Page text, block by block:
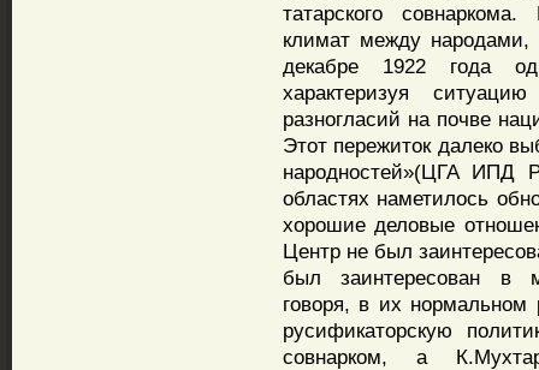
татарского
климат между
декабре 1922 года
характеризуя
разногласий на почве
Этот пережиток далеко
народностей»(ЦГА
областях наметилось
хорошие деловые
Центр не был
был заинтересован в
говоря, в их нормальном
русификаторскую
совнарком, а